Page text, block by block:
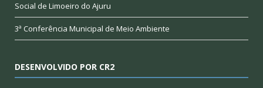
Social de Limoeiro do Ajuru
3ª Conferência Municipal de Meio Ambiente
DESENVOLVIDO POR CR2